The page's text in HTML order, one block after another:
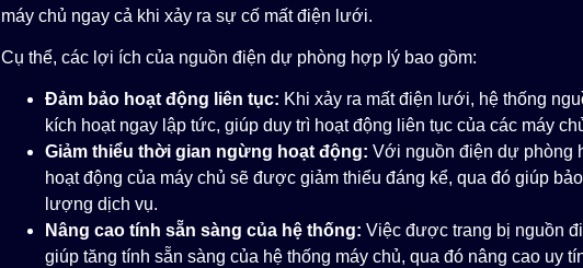
máy chủ ngay cả khi xảy ra sự cố mất điện lưới.
Cụ thể, các lợi ích của nguồn điện dự phòng hợp lý bao gồm:
Đảm bảo hoạt động liên tục: Khi xảy ra mất điện lưới, hệ thống
kích hoạt ngay lập tức, giúp duy trì hoạt động liên tục của các máy
Giảm thiểu thời gian ngừng hoạt động: Với nguồn điện dự phòng
hoạt động của máy chủ sẽ được giảm thiểu đáng kể, qua đó giúp
lượng dịch vụ.
Nâng cao tính sẵn sàng của hệ thống: Việc được trang bị nguồn
giúp tăng tính sẵn sàng của hệ thống máy chủ, qua đó nâng cao uy